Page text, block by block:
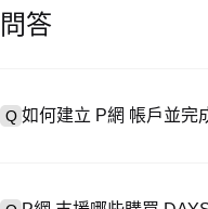
問答
Q 如何建立 P網 帳戶並完